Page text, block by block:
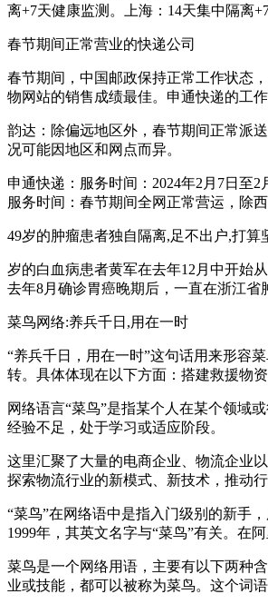
离+7天健康监测。上海：14天集中隔离
春节期间正常营业的快递公司
春节期间，中国邮政保持正常工作状态
物网站的销售成绩最佳。申通快递的工
韵达：除偏远地区外，春节期间正常派
况可能因地区和网点而异。
申通快递：服务时间：2024年2月7日至
服务时间：春节期间全网正常营运，除
49岁的肿瘤患者独自隔离,足不出户,打算
岁的白血病患者黄军在去年12月中开始
去年8月确诊胃癌晚期后，一直在浙江省
菜鸟网络:养兵千日,用在一时
“养兵千日，用在一时”这句话用来形容
转。具体体现在以下方面：搭建救援物
网络语言“菜鸟”是指某个人在某个领域
经验不足，处于学习或适应阶段。
这里汇聚了大量的电商企业、物流企业
探索物流行业的新模式、新技术，推动行
“菜鸟”在网络语中是指入门级别的新手
1999年，其英文名字与“菜鸟”有关。在
菜鸟是一个网络用语，主要有以下两种
业或技能，都可以被称为菜鸟。这个词